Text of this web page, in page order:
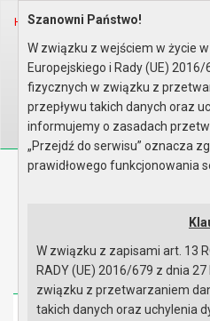
Home Organy Rada Miejska
Wyniki głosowania
A
Biuletyn
Strona główna Mapa
Szanowni Państwo!
W związku z wejściem w życie
Europejskiego i Rady (UE)
fizycznych w związku z
przepływu takich danych oraz
informujemy o zasadach
„Przejdź do serwisu” oznacza
prawidłowego funkcjonowania
W związku z zapisami art. 13
RADY (UE) 2016/679 z dnia
związku z przetwarzaniem
takich danych oraz uchylenia